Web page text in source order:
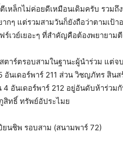
หล็กไม่ค่อยดีเหมือนเดิมครับ รวมถึ
กๆ แต่รวมสามวันก็ยังถือว่าตามเป้า
เวย์เยอะๆ ที่สำคัญคือต้องพยายาม
ร์ตรอบสามในฐานะผู้นำร่วม แต่จบ
นเดอร์พาร์ 211 ส่วน วิชญภัทร สิน
4 อันเดอร์พาร์ 212 อยู่อันดับห้าร่ว
สิทธิ์ ทรัพย์อัประไมย
ยนชิพ รอบสาม (สนามพาร์ 72)